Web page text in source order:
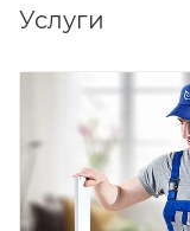
дизайном и
Услуги